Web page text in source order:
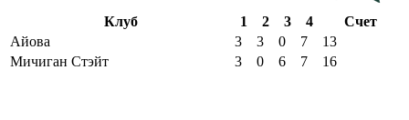
Клуб 1 2 3 4
Счет
Айова
3 3 0 7
13
Мичиган Стэйт
3 0 6 7 16